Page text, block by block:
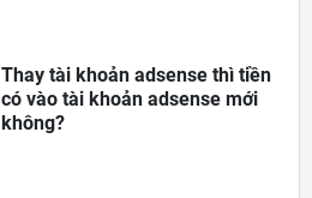
Thay tài khoản adsense thì tiền
có vào tài khoản adsense mới
không?